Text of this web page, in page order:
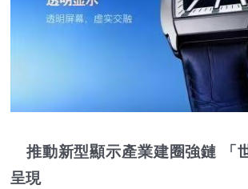
推動新型顯示產業建圈強鏈 「
呈現